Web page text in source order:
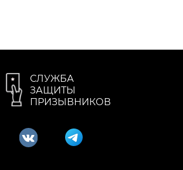
СЛУЖБА
ЗАЩИТЫ
ПРИЗЫВНИКОВ